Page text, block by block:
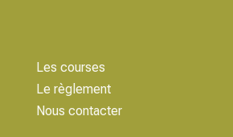
Les courses
Le règlement
Nous contacter